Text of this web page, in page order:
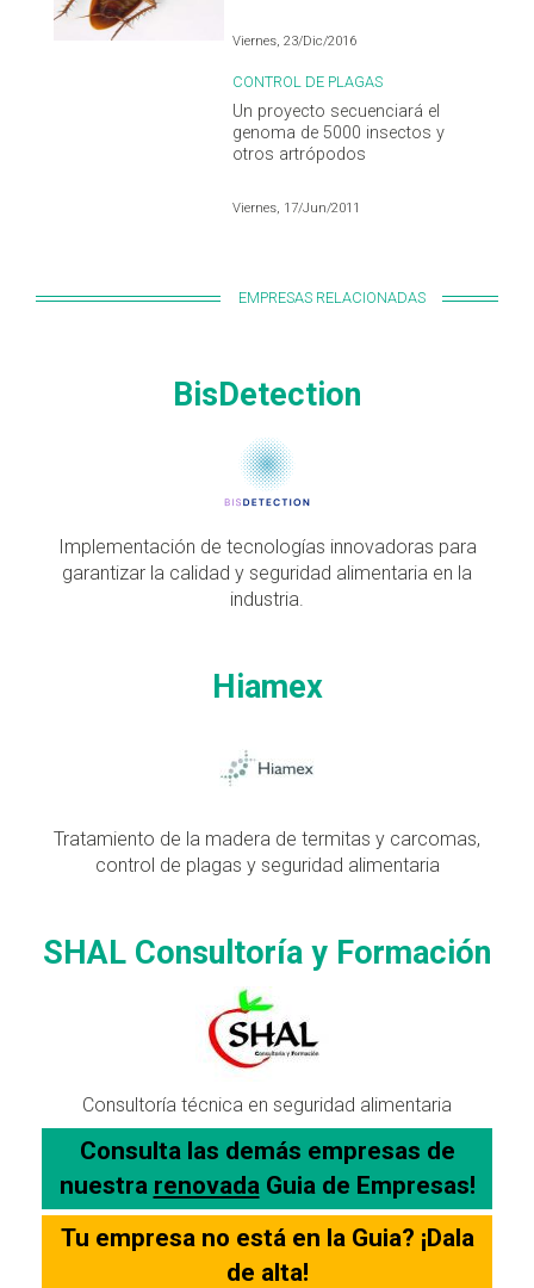
Viernes, 23/Dic/2016
CONTROL DE PLAGAS
Un proyecto secuenciará el
genoma de 5000 insectos y
otros artrópodos
Viernes, 17/Jun/2011
EMPRESAS RELACIONADAS
BisDetection
Implementación de tecnologías innovadoras para
garantizar la calidad y seguridad alimentaria en la
industria.
Hiamex
Tratamiento de la madera de termitas y carcomas,
control de plagas y seguridad alimentaria
SHAL Consultoría y Formación
Consultoría técnica en seguridad alimentaria
Consulta las demás empresas de
nuestra renovada Guia de Empresas!
Tu empresa no está en la Guia? ¡Dala
de alta!